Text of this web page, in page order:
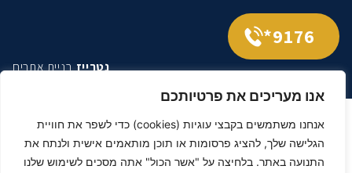
אנו מעריכים את פרטיותכם
אנחנו משתמשים בקבצי עוגיות (cookies) כדי לשפר את חוויית
הגלישה שלך, להציג פרסומות או תוכן מותאמים אישית ולנתח את
התנועה באתר. בלחיצה על "אשר הכול" אתה מסכים לשימוש שלנו
9176*
נטרייזבניית אתרים